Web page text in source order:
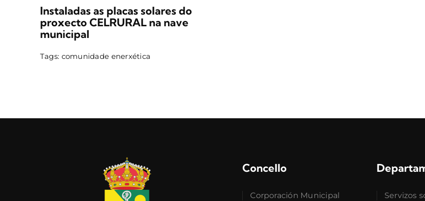
Instaladas as placas solares do
proxecto CELRURAL na nave
municipal
Tags: comunidade enerxética
Concello
Corporación Municipal
Servizos